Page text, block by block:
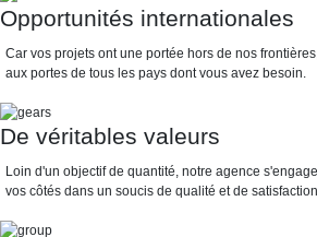
Opportunités internationales
Car vos projets ont une portée hors de nos
aux portes de tous les pays dont vous avez besoin.
De véritables valeurs
Loin d'un objectif de quantité, notre agence
vos côtés dans un soucis de qualité et de